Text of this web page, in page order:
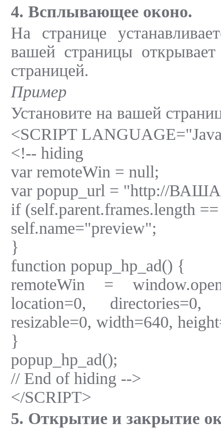
4. Всплывающее оконо.
На странице
вашей страницы
страницей.
Пример
Установите на вашей
<SCRIPT
<!-- hiding
var remoteWin = null;
var popup_url = "http://
if (self.parent.frames.length
self.name="preview";
}
function popup_hp_ad() {
remoteWin =
location=0, directories=0,
resizable=0, width=640,
}
popup_hp_ad();
// End of hiding -->
</SCRIPT>
5. Открытие и закрытие